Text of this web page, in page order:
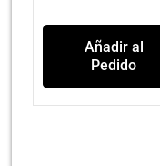
Añadir al
Pedido